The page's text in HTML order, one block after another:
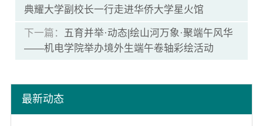
典耀大学副校长一行走进华侨大学星火馆
下一篇： 五育并举·动态|绘山河万象·聚端午风华
——机电学院举办境外生端午卷轴彩绘活动
最新动态